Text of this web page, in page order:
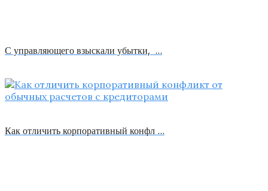
С управляющего взыскали убытки, …
Как отличить корпоративный конфл …